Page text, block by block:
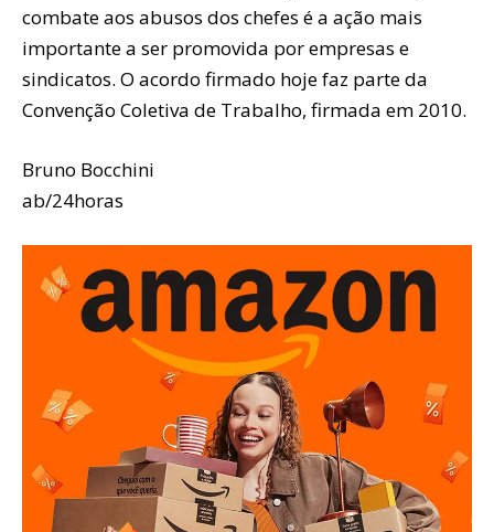
combate aos abusos dos chefes é a ação mais
importante a ser promovida por empresas e
sindicatos. O acordo firmado hoje faz parte da
Convenção Coletiva de Trabalho, firmada em 2010.
Bruno Bocchini
ab/24horas